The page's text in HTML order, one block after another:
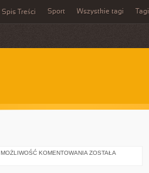
Spis Treści Sport Wszystkie tagi Tagi
MOŻLIWOŚĆ KOMENTOWANIA BRAZYLIA
ZOSTAŁA